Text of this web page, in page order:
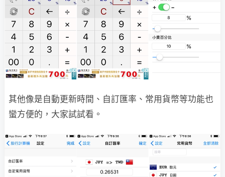
其他像是自動更新時間、自訂匯率、常用貨幣等功能也
蠻方便的，大家試試看。